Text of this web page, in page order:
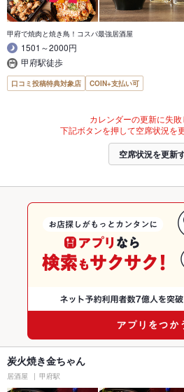
甲府で焼肉と焼き鳥！コスパ最強居酒屋
1501～2000円
甲府駅徒歩
口コミ投稿特典対象店 COIN+支払い可
カレンダーの更新に失敗
下記ボタンを押して空席状況を
空席状況を更新
炭火焼き金ちゃん
居酒屋 甲府駅